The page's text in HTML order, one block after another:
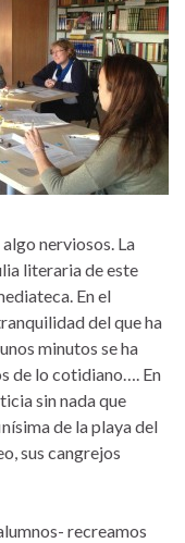
nerviosos. La
literaria de este
En el
del que ha
minutos se ha
de lo cotidiano…. En
sin nada que
de la playa del
sus cangrejos
recreamos